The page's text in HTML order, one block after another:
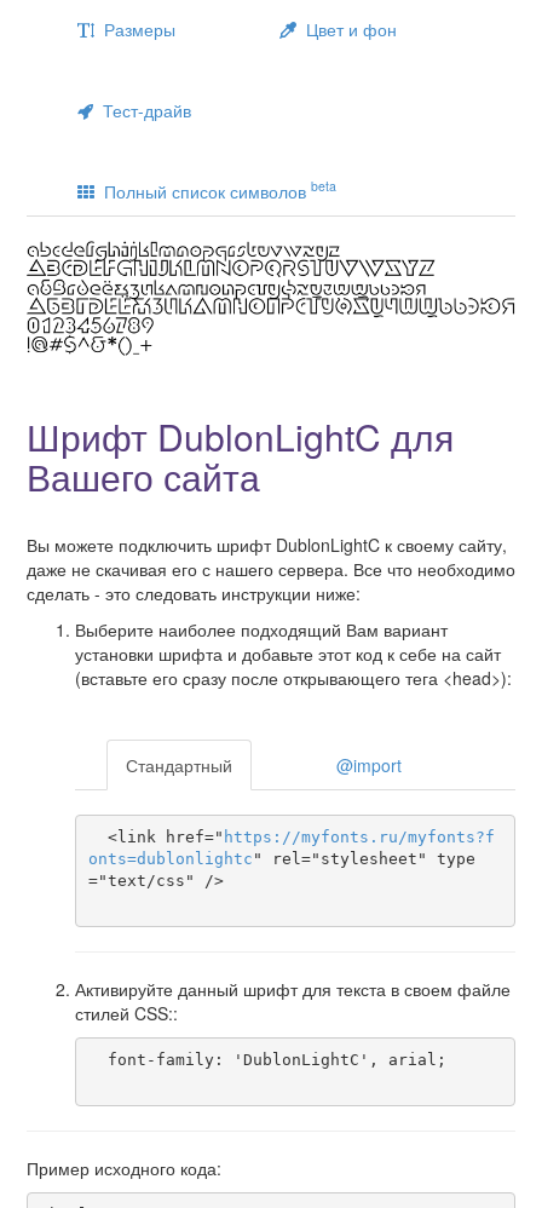
Размеры Цвет и фон
Тест-драйв
Полный список символов beta
Шрифт DublonLightC для
Вашего сайта
Вы можете подключить шрифт DublonLightC к своему сайту,
даже не скачивая его с нашего сервера. Все что необходимо
сделать - это следовать инструкции ниже:
Выберите наиболее подходящий Вам вариант
установки шрифта и добавьте этот код к себе на сайт
(вставьте его сразу после открывающего тега <head>):
Стандартный @import
  <link href="
https ://myfonts . ru/myfonts?f
onts=dublonlightc " rel="stylesheet" type
="text/css" />
Активируйте данный шрифт для текста в своем файле
стилей CSS::
Пример исходного кода: